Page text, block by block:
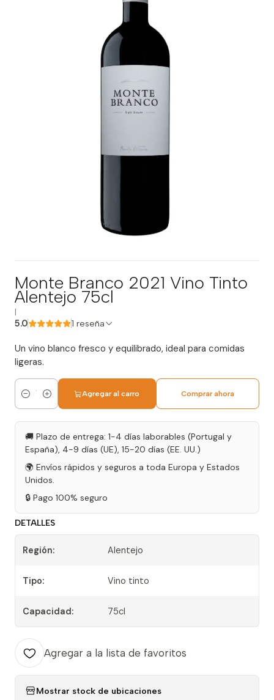
Monte Branco 2021 Vino Tinto
Alentejo 75cl
5.0 1 reseña
Un vino blanco fresco y equilibrado, ideal para comidas
ligeras.
Cantidad
Agregar al carro Comprar ahora
🚚 Plazo de entrega: 1-4 días laborables (Portugal y
España), 4-9 días (UE), 15-20 días (EE. UU.)
🌍 Envíos rápidos y seguros a toda Europa y Estados
Unidos.
🔒 Pago 100% seguro
DETALLES
Región: Alentejo
Tipo: Vino tinto
Capacidad: 75cl
Agregar a la lista de favoritos
Mostrar stock de ubicaciones